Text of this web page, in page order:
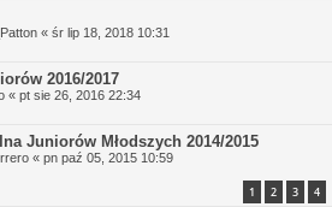
« śr lip 18, 2018 10:31
2016/2017
« pt sie 26, 2016 22:34
Juniorów Młodszych 2014/2015
« pn paź 05, 2015 10:59
1 2 3 4